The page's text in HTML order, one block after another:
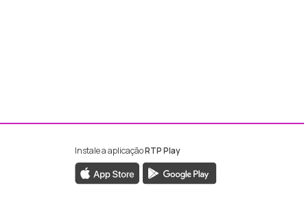
da RTP Madeira
da RTP Madeira
Instale a aplicaçãoRTP Play